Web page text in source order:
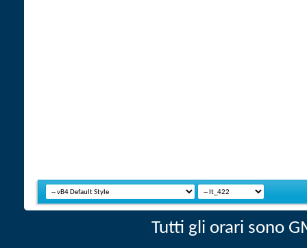
Tutti gli orari sono